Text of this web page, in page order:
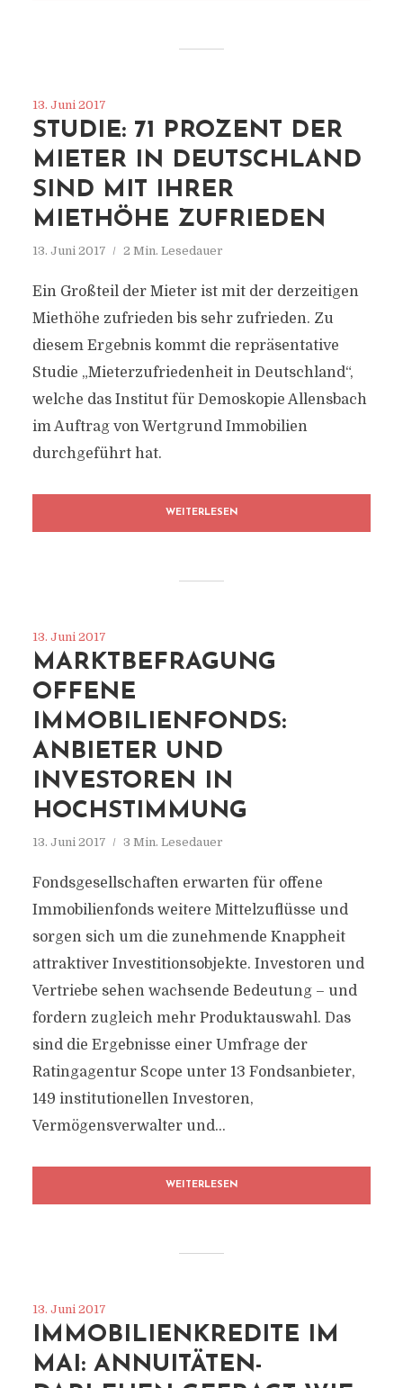
13. Juni 2017
STUDIE: 71 PROZENT DER
MIETER IN DEUTSCHLAND
SIND MIT IHRER
MIETHÖHE ZUFRIEDEN
13. Juni 2017 2 Min. Lesedauer
Ein Großteil der Mieter ist mit der derzeitigen
Miethöhe zufrieden bis sehr zufrieden. Zu
diesem Ergebnis kommt die repräsentative
Studie „Mieterzufriedenheit in Deutschland“,
welche das Institut für Demoskopie Allensbach
im Auftrag von Wertgrund Immobilien
durchgeführt hat.
WEITERLESEN
13. Juni 2017
MARKTBEFRAGUNG
OFFENE
IMMOBILIENFONDS:
ANBIETER UND
INVESTOREN IN
HOCHSTIMMUNG
13. Juni 2017 3 Min. Lesedauer
Fondsgesellschaften erwarten für offene
Immobilienfonds weitere Mittelzuflüsse und
sorgen sich um die zunehmende Knappheit
attraktiver Investitionsobjekte. Investoren und
Vertriebe sehen wachsende Bedeutung – und
fordern zugleich mehr Produktauswahl. Das
sind die Ergebnisse einer Umfrage der
Ratingagentur Scope unter 13 Fondsanbieter,
149 institutionellen Investoren,
Vermögensverwalter und...
WEITERLESEN
13. Juni 2017
IMMOBILIENKREDITE IM
MAI: ANNUITÄTEN-